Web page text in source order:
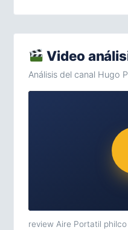
Video
Análisis del canal Hugo
review Aire Portatil